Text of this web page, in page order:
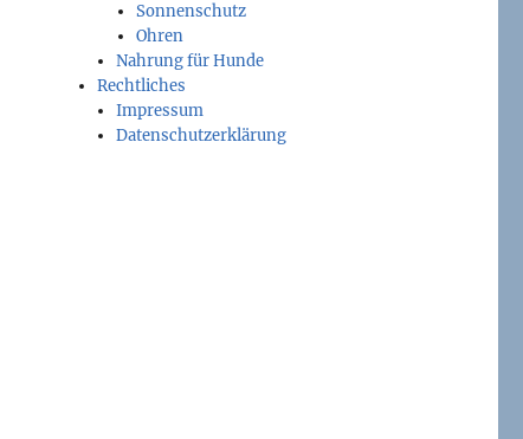
Sonnenschutz
Ohren
Nahrung für Hunde
Rechtliches
Impressum
Datenschutzerklärung